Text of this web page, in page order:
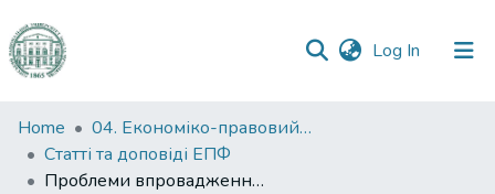
Log In (current)
Communities
&
Collections
Home
04. Економіко-правовий факультет
Статті та доповіді ЕПФ
Проблеми впровадження інтердисциплінарної моделі освіти в Україні